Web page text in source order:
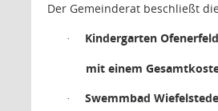
Der Gemeinderat beschließt
· Kindergarten
mit einem
·
Swemmbad